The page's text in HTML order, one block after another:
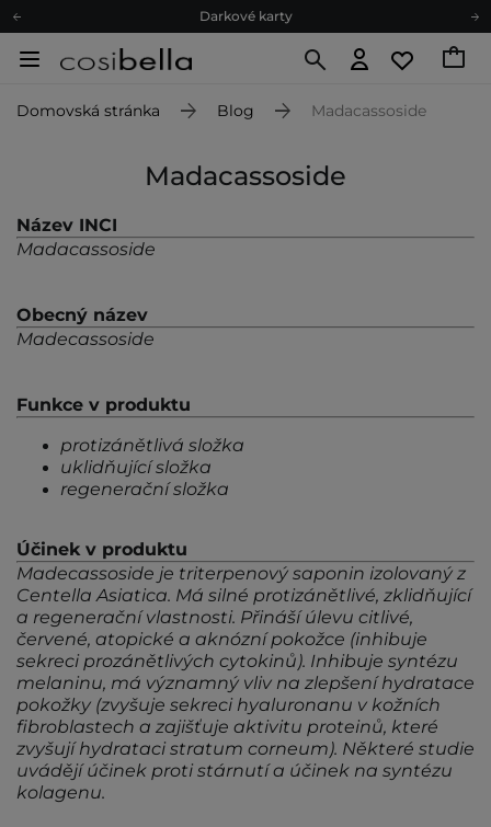
Darkové karty
Odeslání do 24 hod.
Ekologické balení
Domovská stránka Blog Madacassoside
Madacassoside
Název INCI
Madacassoside
Obecný název
Madecassoside
Funkce v produktu
protizánětlivá složka
uklidňující složka
regenerační složka
Účinek v produktu
Madecassoside je triterpenový saponin izolovaný z
Centella Asiatica. Má silné protizánětlivé, zklidňující
a regenerační vlastnosti. Přináší úlevu citlivé,
červené, atopické a aknózní pokožce (inhibuje
sekreci prozánětlivých cytokinů). Inhibuje syntézu
melaninu, má významný vliv na zlepšení hydratace
pokožky (zvyšuje sekreci hyaluronanu v kožních
fibroblastech a zajišťuje aktivitu proteinů, které
zvyšují hydrataci stratum corneum). Některé studie
uvádějí účinek proti stárnutí a účinek na syntézu
kolagenu.